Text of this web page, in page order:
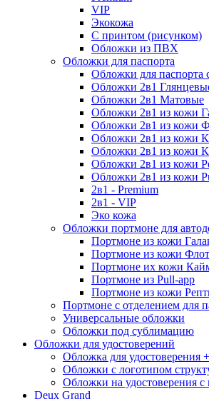
VIP
Экокожа
С принтом (рисунком)
Обложки из ПВХ
Обложки для паспорта
Обложки для паспорта
Обложки 2в1
Обложки 2в1 Матовые
Обложки 2в1 из кожи
Обложки 2в1 из кожи
Обложки 2в1 из кожи
Обложки 2в1 из кожи
Обложки 2в1 из кожи
Обложки 2в1 из кожи
2в1 - Premium
2в1 - VIP
Эко кожа
Обложки портмоне для
Портмоне из кожи
Портмоне из кожи
Портмоне их кожи
Портмоне из Pull-app
Портмоне из кожи
Портмоне с отделением для
Универсальные обложки
Обложки под сублимацию
Обложки для удостоверений
Обложка для удостоверения
Обложки с логотипом
Обложки на удостоверения с
Deux Grand